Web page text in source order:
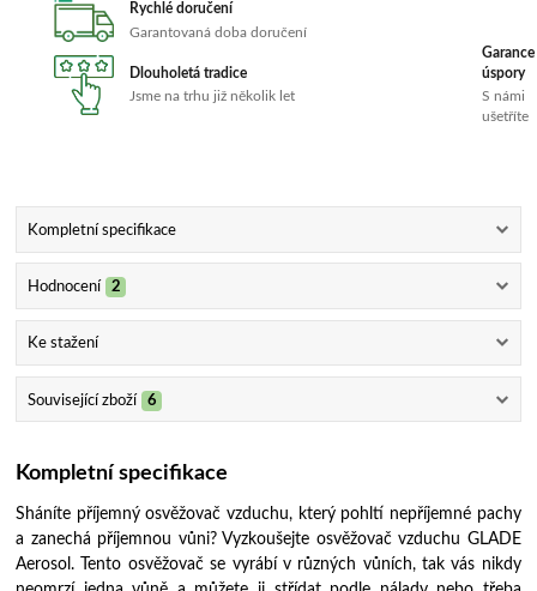
Rychlé doručení
Garantovaná doba doručení
Dlouholetá tradice
Jsme na trhu již několik let
Garance
úspory
S námi
ušetříte
Kompletní specifikace
Hodnocení 2
Ke stažení
Související zboží 6
Kompletní specifikace
Sháníte příjemný osvěžovač vzduchu, který pohltí nepříjemné pachy
a zanechá příjemnou vůni? Vyzkoušejte osvěžovač vzduchu GLADE
Aerosol. Tento osvěžovač se vyrábí v různých vůních, tak vás nikdy